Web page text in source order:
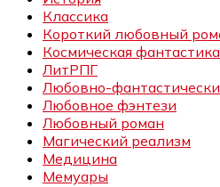
Классика
Короткий любовный
Космическая фантастика
ЛитРПГ
Любовно-
Любовное фэнтези
Любовный роман
Магический реализм
Медицина
Мемуары